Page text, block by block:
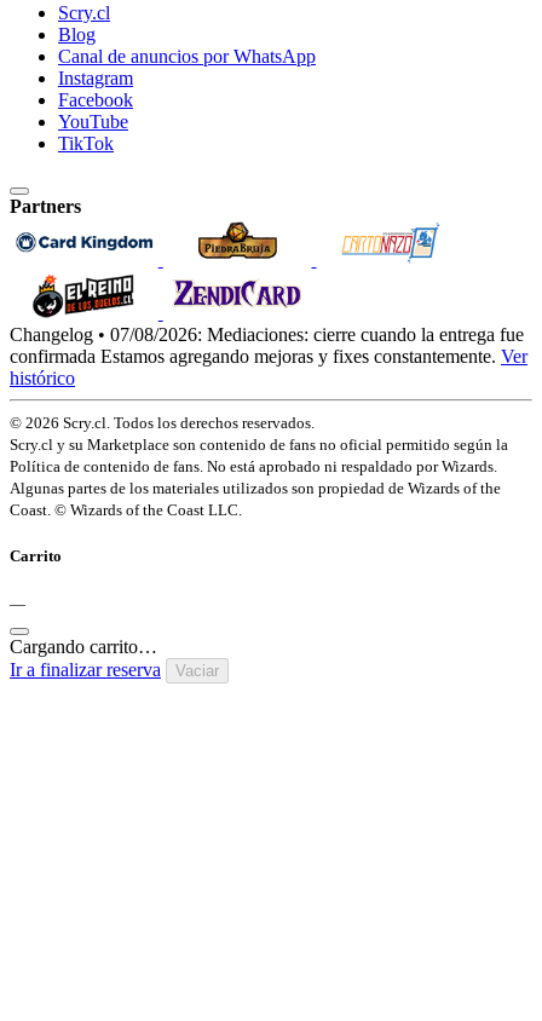
Scry.cl
Blog
Canal de anuncios por WhatsApp
Instagram
Facebook
YouTube
TikTok
Partners
Changelog • 07/08/2026: Mediaciones: cierre cuando la entrega fue
confirmada Estamos agregando mejoras y fixes constantemente. Ver
histórico
© 2026 Scry.cl. Todos los derechos reservados.
Scry.cl y su Marketplace son contenido de fans no oficial permitido según la
Política de contenido de fans. No está aprobado ni respaldado por Wizards.
Algunas partes de los materiales utilizados son propiedad de Wizards of the
Coast. © Wizards of the Coast LLC.
Carrito
—
Cargando carrito…
Ir a finalizar reserva
Vaciar